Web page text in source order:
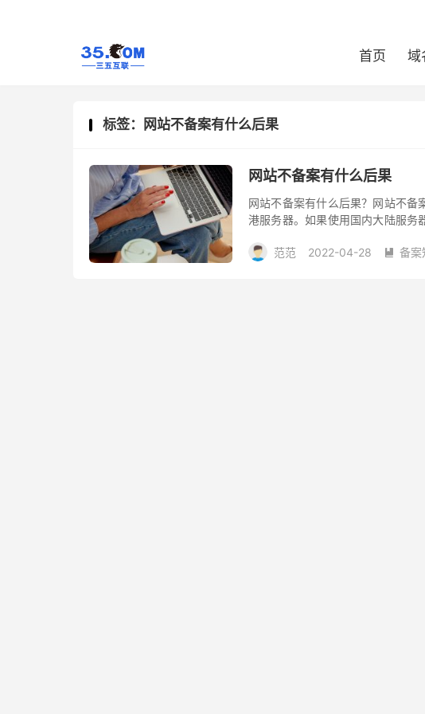
首页 域
标签：网站不备案有什么后果
网站不备案有什么后果
网站不备案有什么后果？网站不备
港服务器。如果使用国内大陆服务
范范
2022-04-28  备案